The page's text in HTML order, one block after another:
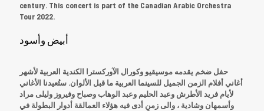
century. This concert is part of the Canadian Arabic Orchestra
Tour 2022.
أبيض وأسود
حفل ضخم يقدمه موسيقيو وكورال الآوركسترا الكندية العربية لأشهر
أغاني أفلام الزمن الجميل للسينما العربية ما قبل الألوان. ستُعيدنا الأغاني
لأيام فريد الأطرش وعبد الحليم وعبد الوهاب وصباح وفيروز وليلى مراد
وأسمهان وشادية ، والى زمنٍ أدى فيه هؤلاء العمالقة أدوار البطولة في